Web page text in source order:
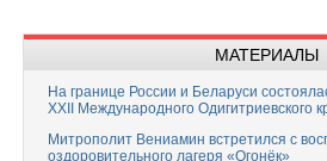
МАТЕРИАЛЫ
На границе России и Беларуси
XXII Международного Одигитриевского
Митрополит Вениамин встретился с
оздоровительного лагеря «Огонёк»